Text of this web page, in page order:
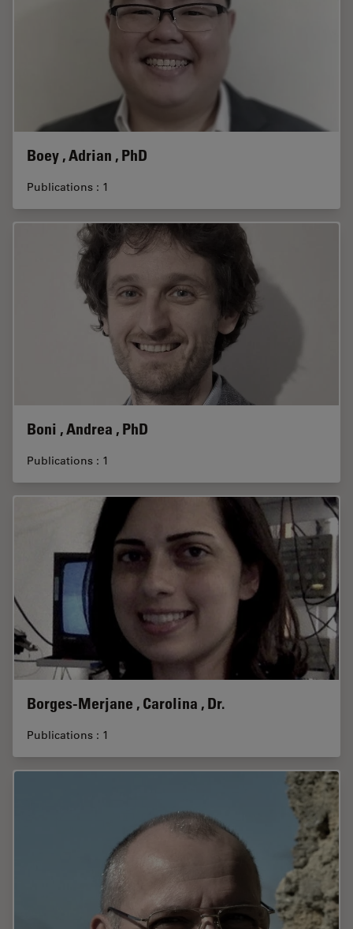
Boey , Adrian , PhD
Publications : 1
Boni , Andrea , PhD
Publications : 1
Borges-Merjane , Carolina , Dr.
Publications : 1